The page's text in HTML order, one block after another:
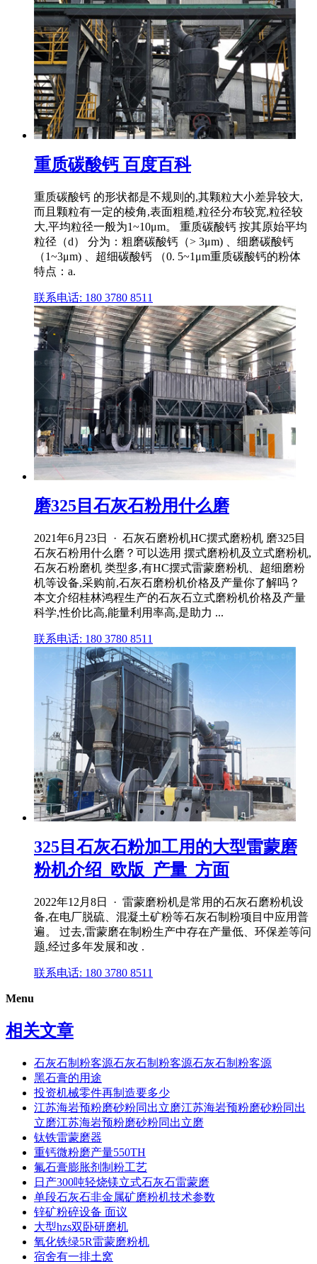
重质碳酸钙 百度百科
重质碳酸钙 的形状都是不规则的,其颗粒大小差异较大,
而且颗粒有一定的棱角,表面粗糙,粒径分布较宽,粒径较
大,平均粒径一般为1~10μm。 重质碳酸钙 按其原始平均
粒径（d） 分为：粗磨碳酸钙（> 3μm) 、细磨碳酸钙
（1~3μm) 、超细碳酸钙 （0. 5~1μm重质碳酸钙的粉体
特点：a.
联系电话: 180 3780 8511
磨325目石灰石粉用什么磨
2021年6月23日 · 石灰石磨粉机HC摆式磨粉机 磨325目
石灰石粉用什么磨？可以选用 摆式磨粉机及立式磨粉机,
石灰石粉磨机 类型多,有HC摆式雷蒙磨粉机、超细磨粉
机等设备,采购前,石灰石磨粉机价格及产量你了解吗？
本文介绍桂林鸿程生产的石灰石立式磨粉机价格及产量
科学,性价比高,能量利用率高,是助力 ...
联系电话: 180 3780 8511
325目石灰石粉加工用的大型雷蒙磨
粉机介绍_欧版_产量_方面
2022年12月8日 · 雷蒙磨粉机是常用的石灰石磨粉机设
备,在电厂脱硫、混凝土矿粉等石灰石制粉项目中应用普
遍。 过去,雷蒙磨在制粉生产中存在产量低、环保差等问
题,经过多年发展和改 .
联系电话: 180 3780 8511
Menu
相关文章
石灰石制粉客源石灰石制粉客源石灰石制粉客源
黑石膏的用途
投资机械零件再制造要多少
江苏海岩预粉磨砂粉同出立磨江苏海岩预粉磨砂粉同出
立磨江苏海岩预粉磨砂粉同出立磨
钛铁雷蒙磨器
重钙微粉磨产量550TH
氟石膏膨胀剂制粉工艺
日产300吨轻烧镁立式石灰石雷蒙磨
单段石灰石非金属矿磨粉机技术参数
锌矿粉碎设备 面议
大型hzs双卧研磨机
氧化铁绿5R雷蒙磨粉机
宿舍有一排土窝